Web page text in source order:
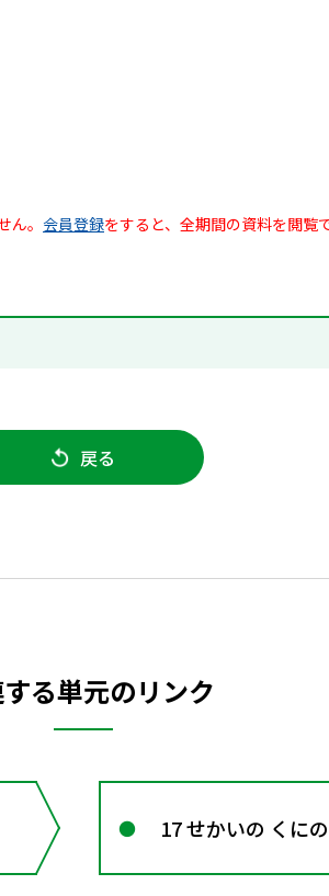
。 会員登録をすると、全期間の資料を閲覧
戻る
る単元のリンク
17 せかいの くに